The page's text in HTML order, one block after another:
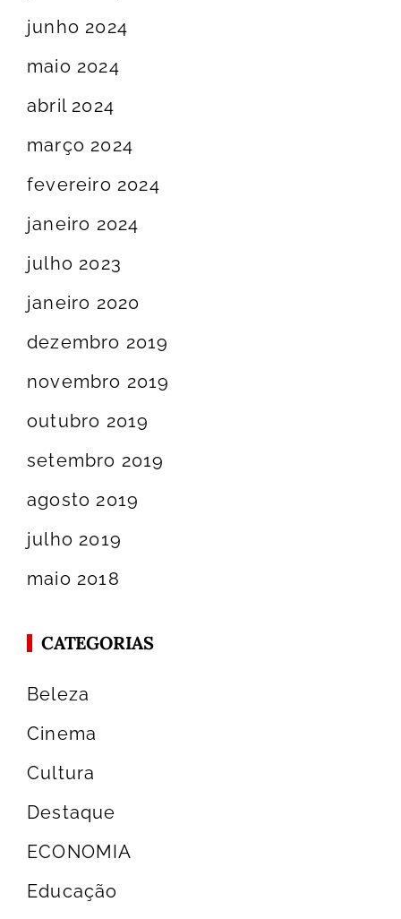
junho 2024
maio 2024
abril 2024
março 2024
fevereiro 2024
janeiro 2024
julho 2023
janeiro 2020
dezembro 2019
novembro 2019
outubro 2019
setembro 2019
agosto 2019
julho 2019
maio 2018
CATEGORIAS
Beleza
Cinema
Cultura
Destaque
ECONOMIA
Educação